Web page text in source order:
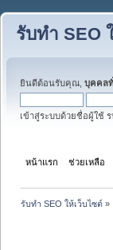
รับทำ SEO
ยินดีต้อนรับคุณ, บุคคลทั่
เข้าสู่ระบบด้วยชื่อผู้ใช้
หน้าแรก ช่วยเหลือ
รับทำ SEO ให้เว็บไซต์ »